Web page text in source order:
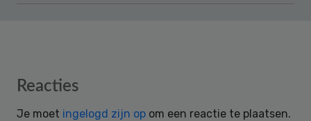
Reader
Reacties
Je moet ingelogd zijn op om een reactie te plaatsen.